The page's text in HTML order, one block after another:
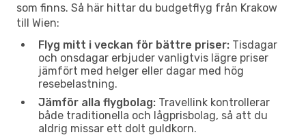
som finns. Så här hittar du budgetflyg från Krakow
till Wien:
Flyg mitt i veckan för bättre priser: Tisdagar
och onsdagar erbjuder vanligtvis lägre priser
jämfört med helger eller dagar med hög
resebelastning.
Jämför alla flygbolag: Travellink kontrollerar
både traditionella och lågprisbolag, så att du
aldrig missar ett dolt guldkorn.